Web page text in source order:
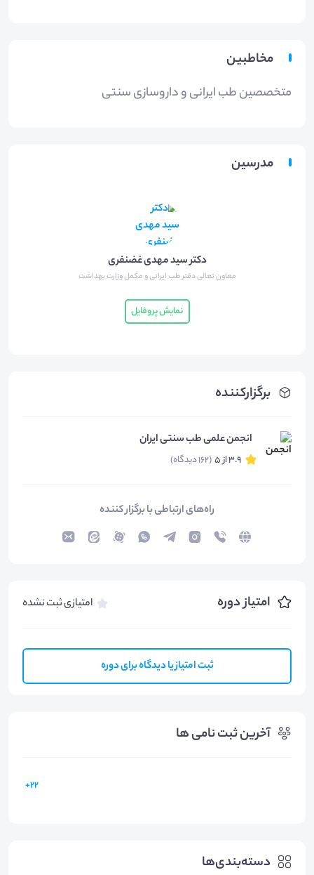
برگزارکننده
انجمن علمی طب سنتی ایران
3.9 از 5 (162 دیدگاه)
راه‌های ارتباطی با برگزار کننده
امتیاز دوره امتیازی ثبت نشده
ثبت امتیاز یا دیدگاه برای دوره
آخرین ثبت نامی ها
22+
دسته‌بندی‌ها
مخاطبین
متخصصین طب ایرانی و داروسازی سنتی
مدرسین
دکتر سید مهدی غضنفری
معاون تعالی دفتر طب ایرانی و مکمل وزارت بهداشت
نمایش پروفایل